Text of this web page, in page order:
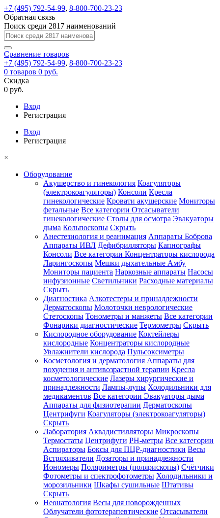
+7 (495) 792-54-99, 8-800-700-23-23
Обратная связь
Поиск среди 2817 наименований
Сравнение товаров
+7 (495) 792-54-99, 8-800-700-23-23
0 товаров 0 руб.
Скидка
0 руб.
Вход
Регистрация
Вход
Регистрация
×
Оборудование
Акушерство и гинекология Коагуляторы
(электрокоагуляторы) Консоли Кресла
гинекологические Кровати акушерские Мониторы
фетальные Все категории Отсасыватели
гинекологические Столы для осмотра Эвакуаторы
дыма Кольпоскопы Скрыть
Анестезиология и реанимация Аппараты Боброва
Аппараты ИВЛ Дефибрилляторы Капнографы
Консоли Все категории Концентраторы кислорода
Ларингоскопы Мешки дыхательные Амбу
Мониторы пациента Наркозные аппараты Насосы
инфузионные Светильники Расходные материалы
Скрыть
Диагностика Алкотестеры и принадлежности
Дерматоскопы Молоточки неврологические
Стетоскопы Тонометры и манжеты Все категории
Фонарики диагностические Термометры Скрыть
Кислородное оборудование Коктейлеры
кислородные Концентраторы кислородные
Увлажнители кислорода Пульсоксиметры
Косметология и дерматология Аппараты для
похудения и антивозрастной терапии Кресла
косметологические Лазеры хирургические и
принадлежности Лампы-лупы Холодильники для
медикаментов Все категории Эвакуаторы дыма
Аппараты для физиотерапии Дерматоскопы
Центрифуги Коагуляторы (электрокоагуляторы)
Скрыть
Лаборатория Аквадистилляторы Микроскопы
Термостаты Центрифуги PH-метры Все категории
Аспираторы Боксы для ПЦР-диагностики Весы
Встряхиватели Дозаторы и принадлежности
Иономеры Поляриметры (полярископы) Счётчики
Фотометры и спектрофотометры Холодильники и
морозильники Шкафы сушильные Штативы
Скрыть
Неонатология Весы для новорожденных
Облучатели фототерапевтические Отсасыватели